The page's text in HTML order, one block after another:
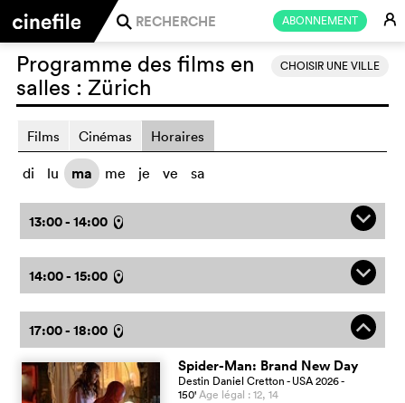
ABONNEMENT E
j
CHOISIR UNE VILLE
Programme des films en
salles : Zürich
Films Cinémas Horaires
di lu ma me je ve sa
13:00 - 14:00 l q
14:00 - 15:00 l q
17:00 - 18:00 l o
Spider-Man: Brand New Day
Destin Daniel Cretton- USA2026-
150'Age légal : 12, 14